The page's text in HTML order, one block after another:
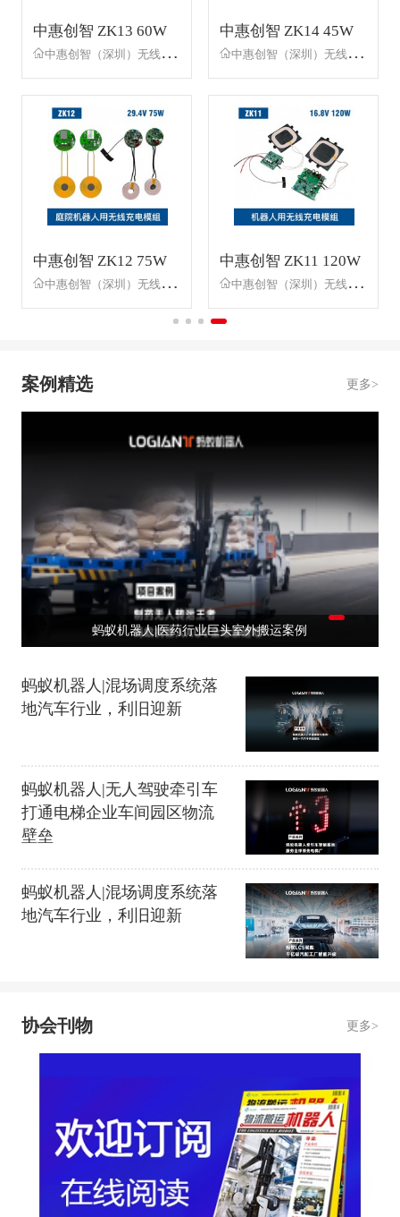
中惠创智 ZK13 60W
无线充电模组 高兼容
中惠创智（深圳）无线供电技术有限公司
中惠创智 ZK14 45W
无线充电模组 安全充
中惠创智（深圳）无线供电技术有限公司
中惠创智 ZK12 75W
无线充电模组 三重防
中惠创智（深圳）无线供电技术有限公司
中惠创智 ZK11 120W
无线充电模组 轻量化
中惠创智（深圳）无线供电技术有限公司
案例精选 更多>
蚂蚁机器人|医药行业巨头室外搬运案例
蚂蚁机器人|混场调度系统落
地汽车行业，利旧迎新
蚂蚁机器人|无人驾驶牵引车
打通电梯企业车间园区物流
壁垒
蚂蚁机器人|混场调度系统落
地汽车行业，利旧迎新
协会刊物 更多>